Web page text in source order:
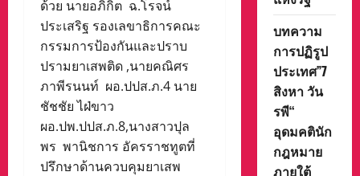
ด้วย นายอภิกิต ฉ.โรจน์
ประเสริฐ รองเลขาธิการคณะ
กรรมการป้องกันและปราบ
ปรามยาเสพติด ,นายคณิศร
ภาพีรนนท์ ผอ.ปปส.ภ.4 นาย
ชัชชัย ไฝ่ขาว
ผอ.ปพ.ปปส.ภ.8,นางสาวปุล
พร พานิชการ อัครราชทูตที่
ปรึกษาด้านควบคุมยาเสพ
บทความ
การปฏิรูป
ประเทศ”7
สิงหา วัน
รพี“
อุดมคตินัก
กฎหมาย
ภายใต้